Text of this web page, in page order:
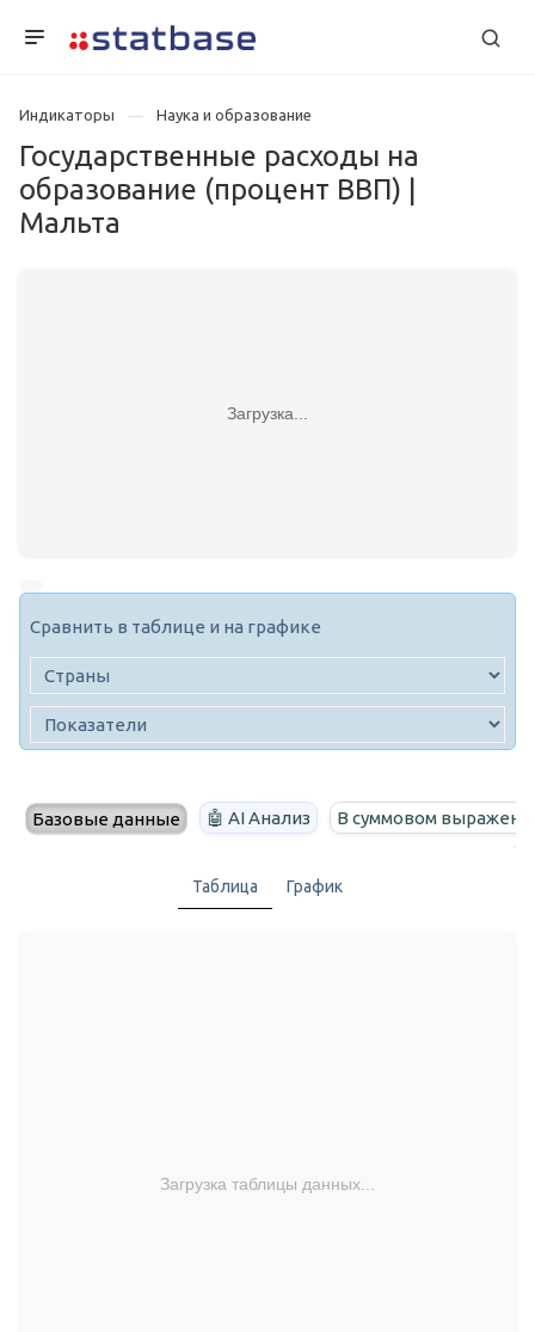
Индикаторы Наука и образование
Государственные расходы на
образование (процент ВВП) |
Мальта
Загрузка...
Сравнить в таблице и на графике
Базовые данные 🤖 AI Анализ В суммовом
Таблица График
Загрузка таблицы данных...